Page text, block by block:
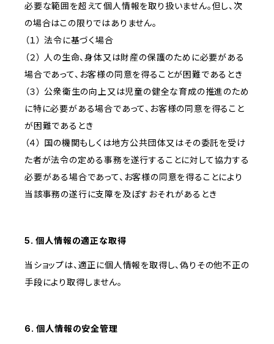
必要な範囲を超えて個人情報を取り扱いません。但し、次
の場合はこの限りではありません。
（１） 法令に基づく場合
（２） 人の生命、身体又は財産の保護のために必要がある
場合であって、お客様の同意を得ることが困難であるとき
（３） 公衆衛生の向上又は児童の健全な育成の推進のため
に特に必要がある場合であって、お客様の同意を得ること
が困難であるとき
（４） 国の機関もしくは地方公共団体又はその委託を受け
た者が法令の定める事務を遂行することに対して協力する
必要がある場合であって、お客様の同意を得ることにより
当該事務の遂行に支障を及ぼすおそれがあるとき
5. 個人情報の適正な取得
当ショップは、適正に個人情報を取得し、偽りその他不正の
手段により取得しません。
6. 個人情報の安全管理